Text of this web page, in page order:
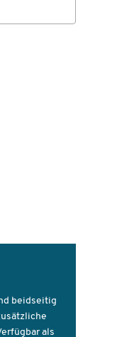
beidseitig
als